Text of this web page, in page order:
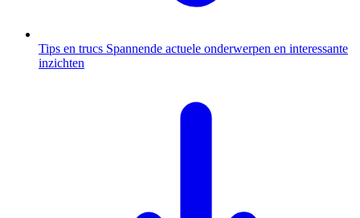
Tips en trucs Spannende actuele onderwerpen en interessante
inzichten